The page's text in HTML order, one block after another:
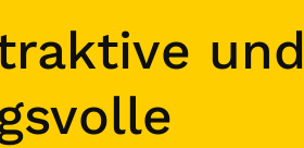
und